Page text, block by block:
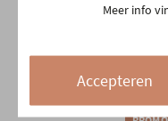
Meer info
Accepteren